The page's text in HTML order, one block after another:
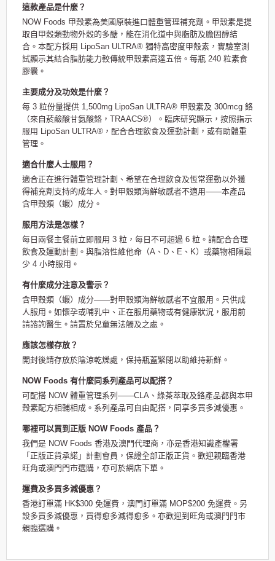
這款產品是什麼？
NOW Foods 甲殼素為美國原裝進口體重管理補充劑。甲殼素是提
取自甲殼類動物外殼的多醣，能在消化道中與脂肪及膽固醇結
合。本配方採用 LipoSan ULTRA® 獨特高密度甲殼素，實驗室測
試顯示其結合脂肪能力較傳統甲殼素高達五倍。每瓶 240 粒素食
膠囊。
主要成分及功效是什麼？
每 3 粒份量提供 1,500mg LipoSan ULTRA® 甲殼素及 300mcg 鉻
（來自菸鹼酸甘氨酸鉻，TRAACS®）。臨床研究顯示，按照指示
服用 LipoSan ULTRA®，配合合理飲食及運動計劃，或有助體重
管理。
適合什麼人士服用？
適合正在進行體重管理計劃、希望在合理飲食及恆常運動以外獲
得補充劑支持的成年人。對甲殼類海鮮敏感者不適用——本產品
含甲殼類（蝦）成分。
服用方法是怎樣？
每日兩餐主餐前立即服用 3 粒，每日不可超過 6 粒。請配合合理
飲食及運動計劃。與脂溶性維他命（A、D、E、K）或藥物相隔最
少 4 小時服用。
有什麼成分注意及警示？
含甲殼類（蝦）成分——對甲殼類海鮮敏感者不宜服用。只供成
人服用。如懷孕或哺乳中、正在服用藥物或有健康狀況，服用前
請諮詢醫生。請置於兒童無法觸及之處。
應該怎樣存放？
開封後請存放於陰涼乾燥處，保持瓶蓋緊閉以助維持新鮮。
NOW Foods 有什麼同系列產品可以配搭？
可配搭 NOW 體重管理系列——CLA、綠茶萃取及鉻產品都與本甲
殼素配方相輔相成。系列產品可自由配搭，同享多買多減優惠。
哪裡可以買到正版 NOW Foods 產品？
我們是 NOW Foods 香港及澳門代理商，亦是香港知識產權署
「正版正貨承諾」計劃會員，保證全部正版正貨。歡迎親臨香港
旺角或澳門門市選購，亦可於網店下單。
運費及多買多減優惠？
香港訂單滿 HK$300 免運費，澳門訂單滿 MOP$200 免運費。另
設多買多減優惠，買得愈多減得愈多。亦歡迎到旺角或澳門門市
親臨選購。